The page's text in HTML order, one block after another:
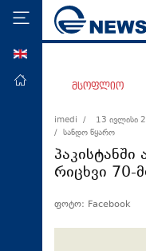
მთავარი
ეკონომიკა
მსოფლიო
მსოფლიო
imedi /
13 ივლისი
/ სანდო წყარო
რიცხვი 70-
ფოტო: Facebook